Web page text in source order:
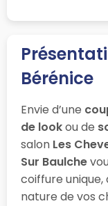
Bérénice
Envie d’une
de lookou de
salon Les
Sur Baulche
coiffure
nature de vos